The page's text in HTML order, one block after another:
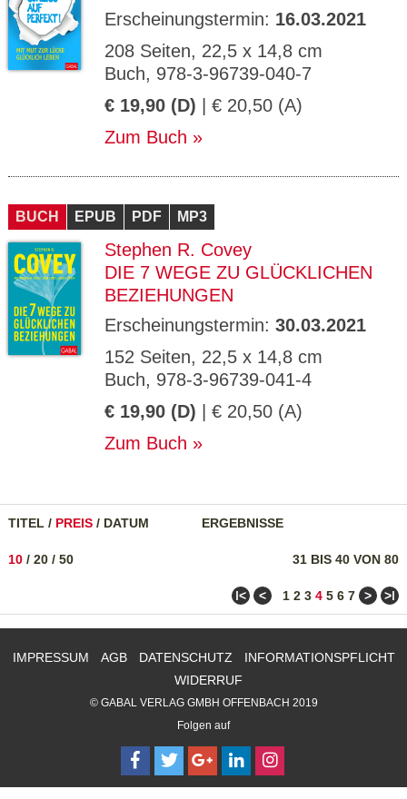
Erscheinungstermin: 16.03.2021
208 Seiten, 22,5 x 14,8 cm
Buch, 978-3-96739-040-7
€ 19,90 (D) | € 20,50 (A)
Zum Buch
BUCH EPUB PDF MP3
Stephen R. Covey
DIE 7 WEGE ZU GLÜCKLICHEN
BEZIEHUNGEN
Erscheinungstermin: 30.03.2021
152 Seiten, 22,5 x 14,8 cm
Buch, 978-3-96739-041-4
€ 19,90 (D) | € 20,50 (A)
Zum Buch
TITEL / PREIS / DATUM ERGEBNISSE
31 BIS 40 VON 80
10 / 20 / 50
ǀ< < 1 2 3 4 5 6 7 > >ǀ
IMPRESSUM AGB DATENSCHUTZ
INFORMATIONSPFLICHT
WIDERRUF
© GABAL VERLAG GMBH OFFENBACH 2019
Folgen auf